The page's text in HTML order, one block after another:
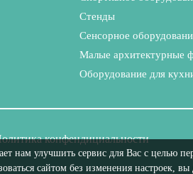
нам улучшить сервис для Вас с целью
сайтом без изменения настроек,
Стенды
Сенсорное
Малые архитектурные
Оборудование для
конфендициальности